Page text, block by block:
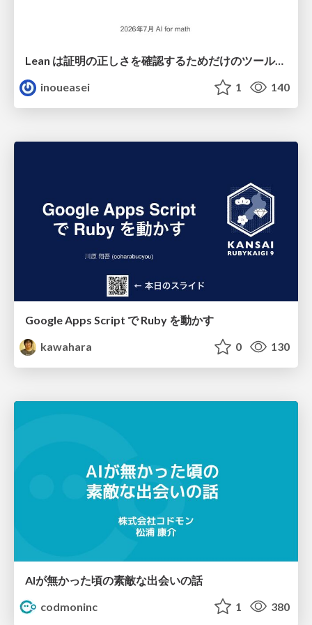
Lean は証明の正しさを確認するためだけのツールって思ってませんか？
inoueasei
1 140
Google Apps Script で Ruby を動かす
kawahara
0 130
AIが無かった頃の素敵な出会いの話
codmoninc
1 380